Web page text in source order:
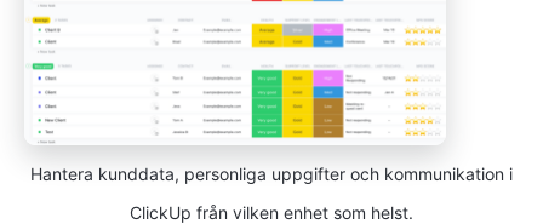
Hantera kunddata, personliga uppgifter och kommunikation i
ClickUp från vilken enhet som helst.